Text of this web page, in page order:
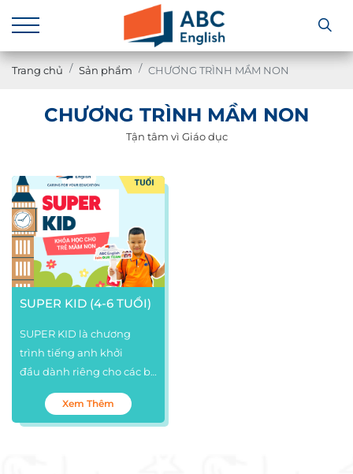
Trang chủ Sản phẩm CHƯƠNG TRÌNH MẦM NON
CHƯƠNG TRÌNH MẦM NON
Tận tâm vì Giáo dục
SUPER KID (4-6 TUỔI)
SUPER KID là chương
trình tiếng anh khởi
đầu dành riêng cho các bé
từ 4-5 tuổi.Theo nhiều
nghiên cứu, 4-5 tuổi là lứa
tuổi vàng để tiếp cận và
Xem Thêm